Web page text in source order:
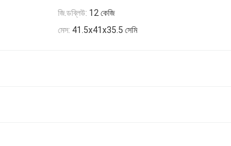
জি.ডব্লিউ: 12 কেজি
মেস: 41.5x41x35.5 সেমি